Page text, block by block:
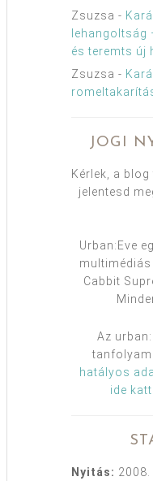
Zsuzsa -
lehangoltság
és teremts új
Zsuzsa -
JOGI
Kérlek, a
jelentesd
Urban:Eve
Cabbit
Az
hatályos
ide
Nyitás: 2008.